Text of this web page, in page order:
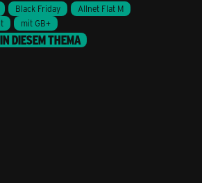
Black Friday
Allnet Flat M
mit GB+
DIESEM THEMA